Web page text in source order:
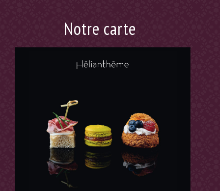
Notre carte